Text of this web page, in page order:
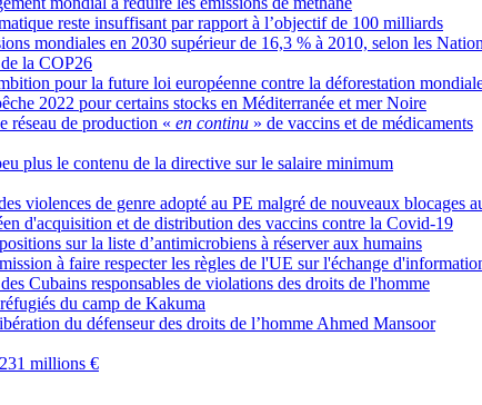
reste insuffisant par rapport à l’objectif de 100 milliards
mondiales en 2030 supérieur de 16,3 % à 2010, selon les
la COP26
pour la future loi européenne contre la déforestation
2022 pour certains stocks en Méditerranée et mer Noire
réseau de production « en continu » de vaccins et de médicaments
plus le contenu de la directive sur le salaire minimum
violences de genre adopté au PE malgré de nouveaux blocages
d'acquisition et de distribution des vaccins contre la Covid-19
sur la liste d’antimicrobiens à réserver aux humains
à faire respecter les règles de l'UE sur l'échange
Cubains responsables de violations des droits de l'homme
du camp de Kakuma
du défenseur des droits de l’homme Ahmed Mansoor
millions €